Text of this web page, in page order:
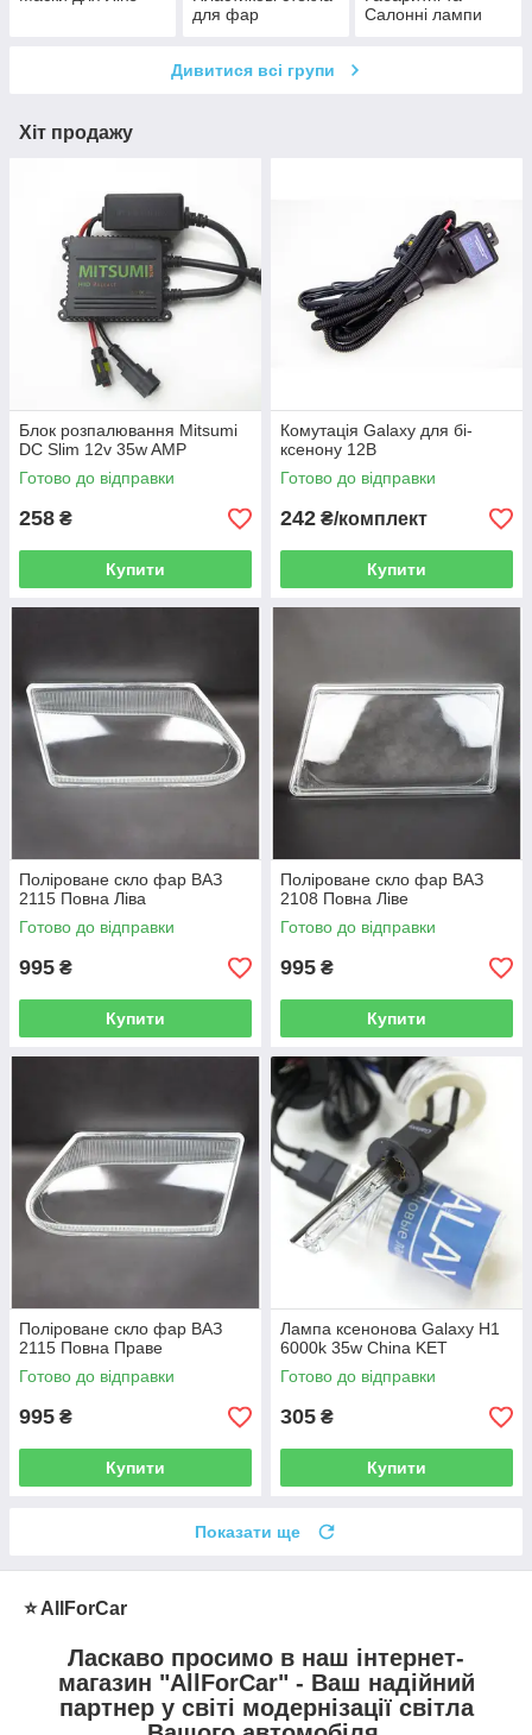
для фар
Салонні лампи
Дивитися всі групи
Хіт продажу
Блок розпалювання Mitsumi
DC Slim 12v 35w AMP
Готово до відправки
258 ₴
Купити
Комутація Galaxy для бі-
ксенону 12В
Готово до відправки
242 ₴/комплект
Купити
Поліроване скло фар ВАЗ
2115 Повна Ліва
Готово до відправки
995 ₴
Купити
Поліроване скло фар ВАЗ
2108 Повна Ліве
Готово до відправки
995 ₴
Купити
Поліроване скло фар ВАЗ
2115 Повна Праве
Готово до відправки
995 ₴
Купити
Лампа ксенонова Galaxy H1
6000k 35w China KET
Готово до відправки
305 ₴
Купити
Показати ще
⭐️ AllForCar
Ласкаво просимо в наш інтернет-
магазин "AllForCar" - Ваш надійний
партнер у світі модернізації світла